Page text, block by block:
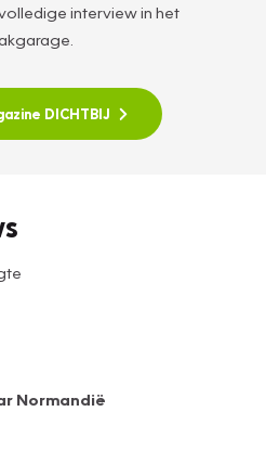
interview in het
DICHTBIJ
Normandië